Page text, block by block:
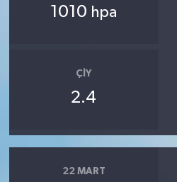
1010 hpa
ÇIY
2.4
22 MART